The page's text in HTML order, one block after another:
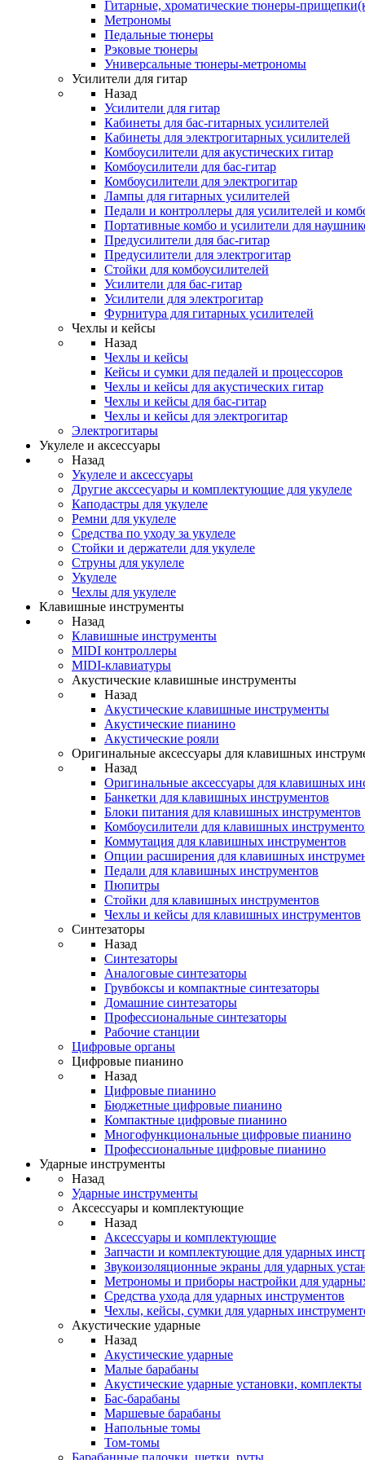
Гитарные, хроматические тюнеры-
Метрономы
Педальные тюнеры
Рэковые тюнеры
Универсальные тюнеры-метрономы
Усилители для гитар
Назад
Усилители для гитар
Кабинеты для бас-гитарных усилителей
Кабинеты для электрогитарных усилителей
Комбоусилители для акустических гитар
Комбоусилители для бас-гитар
Комбоусилители для электрогитар
Лампы для гитарных усилителей
Педали и контроллеры для усилителей и
Портативные комбо и усилители для
Предусилители для бас-гитар
Предусилители для электрогитар
Стойки для комбоусилителей
Усилители для бас-гитар
Усилители для электрогитар
Фурнитура для гитарных усилителей
Чехлы и кейсы
Назад
Чехлы и кейсы
Кейсы и сумки для педалей и процессоров
Чехлы и кейсы для акустических гитар
Чехлы и кейсы для бас-гитар
Чехлы и кейсы для электрогитар
Электрогитары
Укулеле и аксессуары
Назад
Укулеле и аксессуары
Другие акссесуары и комплектующие для укулеле
Каподастры для укулеле
Ремни для укулеле
Средства по уходу за укулеле
Стойки и держатели для укулеле
Струны для укулеле
Укулеле
Чехлы для укулеле
Клавишные инструменты
Назад
Клавишные инструменты
MIDI контроллеры
MIDI-клавиатуры
Акустические клавишные инструменты
Назад
Акустические клавишные инструменты
Акустические пианино
Акустические рояли
Оригинальные аксессуары для клавишных
Назад
Оригинальные аксессуары для клавишных
Банкетки для клавишных инструментов
Блоки питания для клавишных инструментов
Комбоусилители для клавишных
Коммутация для клавишных инструментов
Опции расширения для клавишных
Педали для клавишных инструментов
Пюпитры
Стойки для клавишных инструментов
Чехлы и кейсы для клавишных инструментов
Синтезаторы
Назад
Синтезаторы
Аналоговые синтезаторы
Грувбоксы и компактные синтезаторы
Домашние синтезаторы
Профессиональные синтезаторы
Рабочие станции
Цифровые органы
Цифровые пианино
Назад
Цифровые пианино
Бюджетные цифровые пианино
Компактные цифровые пианино
Многофункциональные цифровые пианино
Профессиональные цифровые пианино
Ударные инструменты
Назад
Ударные инструменты
Аксессуары и комплектующие
Назад
Аксессуары и комплектующие
Запчасти и комплектующие для ударных
Звукоизоляционные экраны для ударных
Метрономы и приборы настройки для
Средства ухода для ударных инструментов
Чехлы, кейсы, сумки для ударных
Акустические ударные
Назад
Акустические ударные
Mалые барабаны
Акустические ударные установки, комплекты
Бас-барабаны
Маршевые барабаны
Напольные томы
Том-томы
Барабанные палочки, щетки, руты